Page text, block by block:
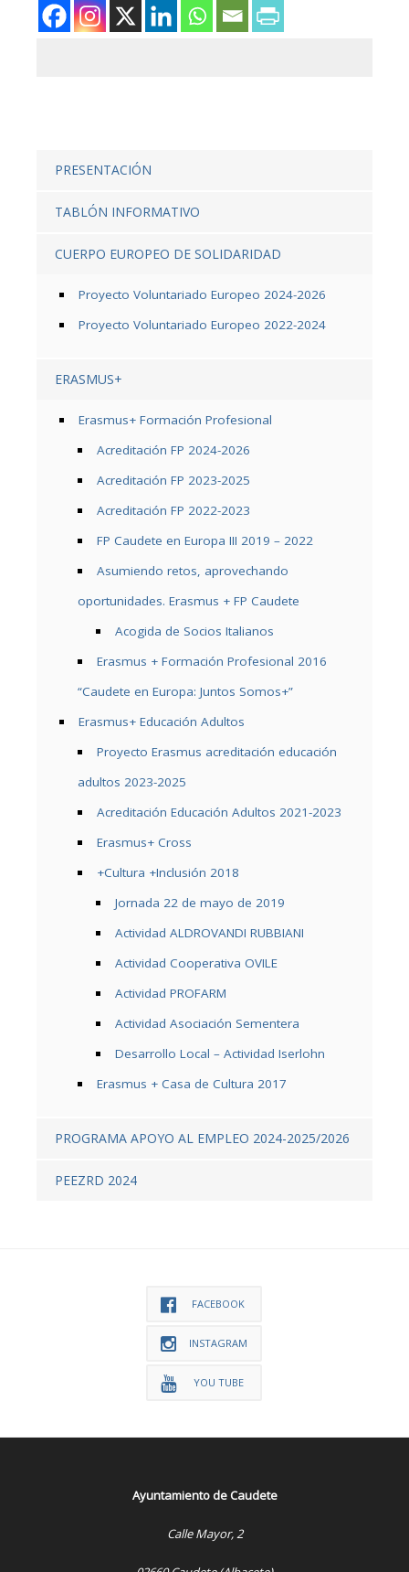
PRESENTACIÓN
TABLÓN INFORMATIVO
CUERPO EUROPEO DE SOLIDARIDAD
Proyecto Voluntariado Europeo 2024-2026
Proyecto Voluntariado Europeo 2022-2024
ERASMUS+
Erasmus+ Formación Profesional
Acreditación FP 2024-2026
Acreditación FP 2023-2025
Acreditación FP 2022-2023
FP Caudete en Europa III 2019 – 2022
Asumiendo retos, aprovechando
oportunidades. Erasmus + FP Caudete
Acogida de Socios Italianos
Erasmus + Formación Profesional 2016
“Caudete en Europa: Juntos Somos+”
Erasmus+ Educación Adultos
Proyecto Erasmus acreditación educación
adultos 2023-2025
Acreditación Educación Adultos 2021-2023
Erasmus+ Cross
+Cultura +Inclusión 2018
Jornada 22 de mayo de 2019
Actividad ALDROVANDI RUBBIANI
Actividad Cooperativa OVILE
Actividad PROFARM
Actividad Asociación Sementera
Desarrollo Local – Actividad Iserlohn
Erasmus + Casa de Cultura 2017
PROGRAMA APOYO AL EMPLEO 2024-2025/2026
PEEZRD 2024
FACEBOOK
INSTAGRAM
YOU TUBE
Ayuntamiento de Caudete
Calle Mayor, 2